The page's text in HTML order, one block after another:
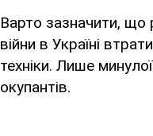
Варто зазначити, що
війни в Україні
техніки. Лише
окупантів.